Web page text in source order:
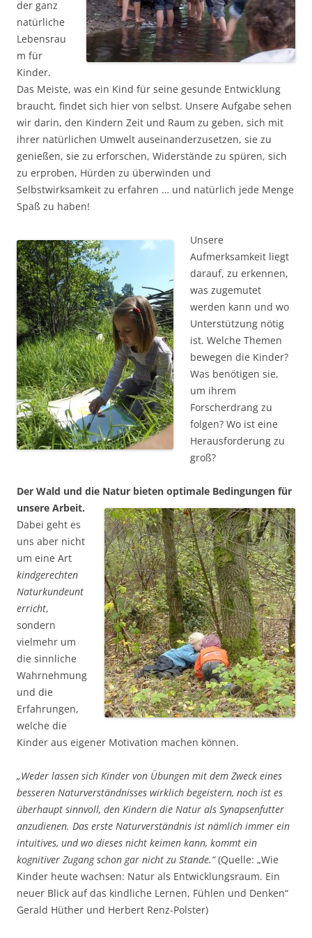
der ganz
natürliche
Lebensrau
m für
Kinder.
Das Meiste, was ein Kind für seine gesunde Entwicklung
braucht, findet sich hier von selbst. Unsere Aufgabe sehen
wir darin, den Kindern Zeit und Raum zu geben, sich mit
ihrer natürlichen Umwelt auseinanderzusetzen, sie zu
genießen, sie zu erforschen, Widerstände zu spüren, sich
zu erproben, Hürden zu überwinden und
Selbstwirksamkeit zu erfahren … und natürlich jede Menge
Spaß zu haben!
Unsere
Aufmerksamkeit liegt
darauf, zu erkennen,
was zugemutet
werden kann und wo
Unterstützung nötig
ist. Welche Themen
bewegen die Kinder?
Was benötigen sie,
um ihrem
Forscherdrang zu
folgen? Wo ist eine
Herausforderung zu
groß?
Der Wald und die Natur bieten optimale Bedingungen für
unsere Arbeit.
Dabei geht es
uns aber nicht
um eine Art
kindgerechten
Naturkundeunt
erricht,
sondern
vielmehr um
die sinnliche
Wahrnehmung
und die
Erfahrungen,
welche die
Kinder aus eigener Motivation machen können.
„Weder lassen sich Kinder von Übungen mit dem Zweck eines
besseren Naturverständnisses wirklich begeistern, noch ist es
überhaupt sinnvoll, den Kindern die Natur als Synapsenfutter
anzudienen. Das erste Naturverständnis ist nämlich immer ein
intuitives, und wo dieses nicht keimen kann, kommt ein
kognitiver Zugang schon gar nicht zu Stande.“(Quelle: „Wie
Kinder heute wachsen: Natur als Entwicklungsraum. Ein
neuer Blick auf das kindliche Lernen, Fühlen und Denken“
Gerald Hüther und Herbert Renz-Polster)